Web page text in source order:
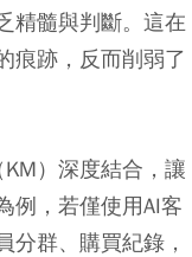
精髓與判斷。這在
痕跡，反而削弱了
）深度結合，讓
例，若僅使用AI客
分群、購買紀錄，